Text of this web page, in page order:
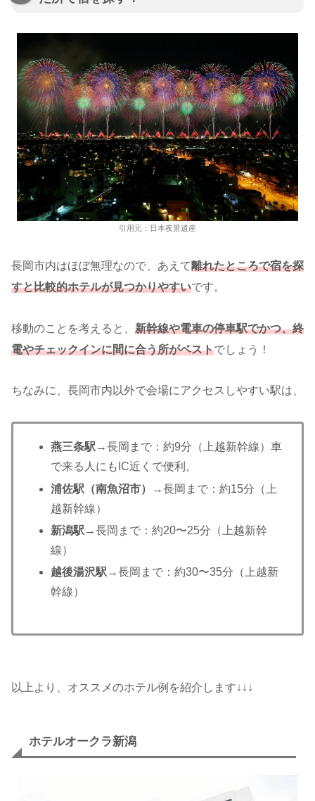
引用元：日本夜景遺産
長岡市内はほぼ無理なので、あえて離れたところで宿を探
すと比較的ホテルが見つかりやすいです。
移動のことを考えると、 新幹線や電車の停車駅でかつ、終
電やチェックインに間に合う所がベストでしょう！
ちなみに、長岡市内以外で会場にアクセスしやすい駅は、
燕三条駅→長岡まで：約9分（上越新幹線）車
で来る人にもIC近くで便利。
浦佐駅（南魚沼市）
→長岡まで：約15分（上
越新幹線）
新潟駅 →長岡まで：約20〜25分（上越新幹
線）
越後湯沢駅 →長岡まで：約30〜35分（上越新
幹線）
以上より、オススメのホテル例を紹介します↓↓↓
ホテルオークラ新潟